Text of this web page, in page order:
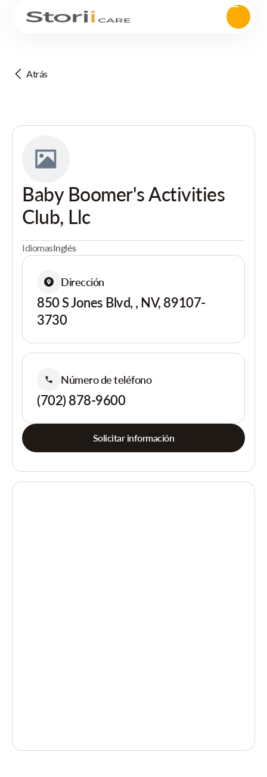
Atrás
Baby Boomer's Activities
Club, Llc
IdiomasInglés
Dirección
850 S Jones Blvd, , NV, 89107-
3730
Número de teléfono
(702) 878-9600
Solicitar información